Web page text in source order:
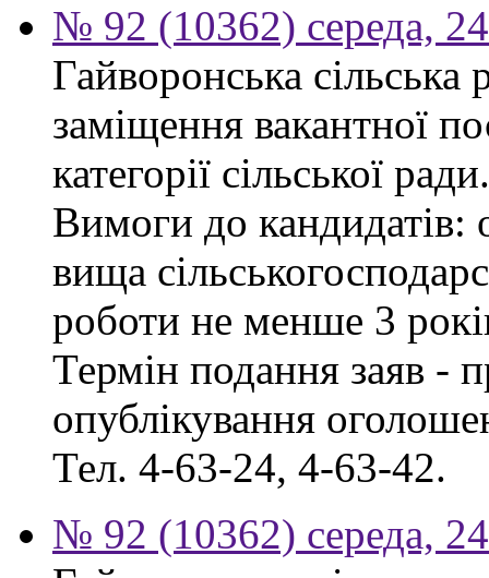
№ 92 (10362) середа,
Гайворонська
заміщення вакантної
категорії сільської ради.
Вимоги до кандидатів:
вища
роботи не менше 3
Термін подання заяв -
опублікування
Тел. 4-63-24, 4-63-42.
№ 92 (10362) середа,